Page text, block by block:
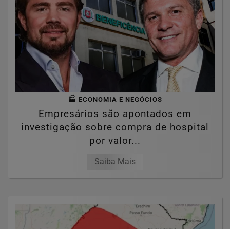
🏭 ECONOMIA E NEGÓCIOS
Empresários são apontados em
investigação sobre compra de hospital
por valor...
Saiba Mais